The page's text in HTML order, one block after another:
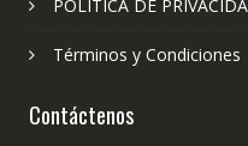
POLÍTICA DE
Términos y Condiciones
Contáctenos